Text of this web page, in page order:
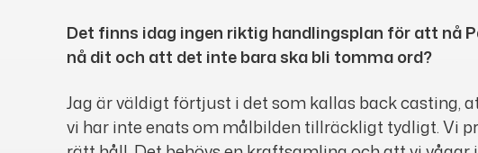
Det finns idag ingen riktig handlingsplan för att nå
nå dit och att det inte bara ska bli tomma ord?
Jag är väldigt förtjust i det som kallas back casting,
vi har inte enats om målbilden tillräckligt tydligt. Vi